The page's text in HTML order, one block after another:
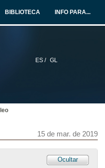
BIBLIOTECA INFO PARA...
ES / GL
15 de mar. de 2019
Ocultar
Oportunidades de emprego de BIM para enxeñeiros
15 de mar. de 2019
Mesa Redonda: ABanca, Applus+, Finsa e Expleo
Intervención de Francisco Sande. Applus+